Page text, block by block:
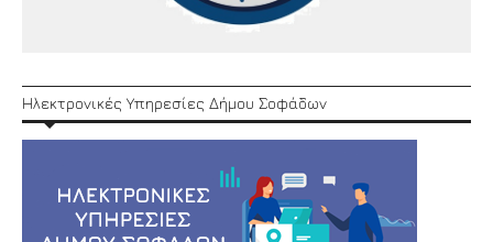
Ηλεκτρονικές Υπηρεσίες Δήμου Σοφάδων